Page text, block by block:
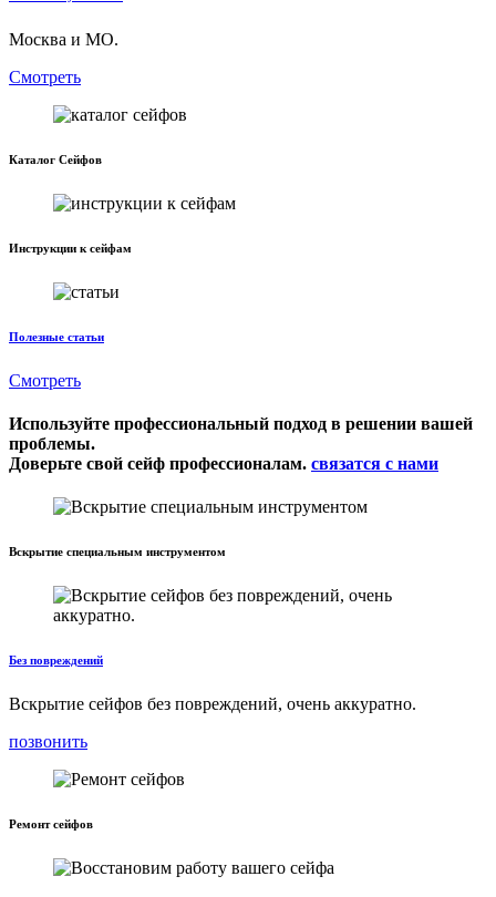
Москва и МО.
Смотреть
Каталог Сейфов
Инструкции к сейфам
Полезные статьи
Смотреть
Используйте профессиональный подход в решении вашей
проблемы.
Доверьте свой сейф профессионалам. связатся с нами
Вскрытие специальным инструментом
Без повреждений
Вскрытие сейфов без повреждений, очень аккуратно.
позвонить
Ремонт сейфов